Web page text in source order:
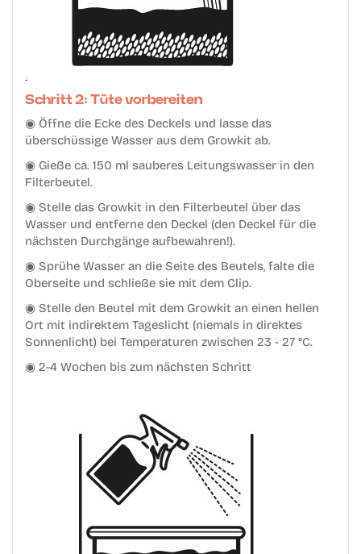
Schritt 2: Tüte vorbereiten
◉ Öffne die Ecke des Deckels und lasse das
überschüssige Wasser aus dem Growkit ab.
◉ Gieße ca. 150 ml sauberes Leitungswasser in den
Filterbeutel.
◉ Stelle das Growkit in den Filterbeutel über das
Wasser und entferne den Deckel (den Deckel für die
nächsten Durchgänge aufbewahren!).
◉ Sprühe Wasser an die Seite des Beutels, falte die
Oberseite und schließe sie mit dem Clip.
◉ Stelle den Beutel mit dem Growkit an einen hellen
Ort mit indirektem Tageslicht (niemals in direktes
Sonnenlicht) bei Temperaturen zwischen 23 - 27 °C.
◉ 2-4 Wochen bis zum nächsten Schritt